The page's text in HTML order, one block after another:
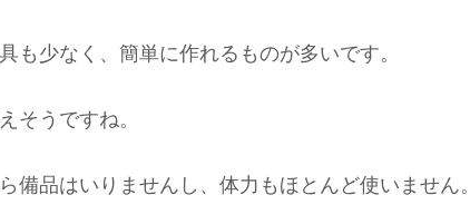
も少なく、簡単に作れるものが多いです。
そうですね。
備品はいりませんし、体力もほとんど使いません。